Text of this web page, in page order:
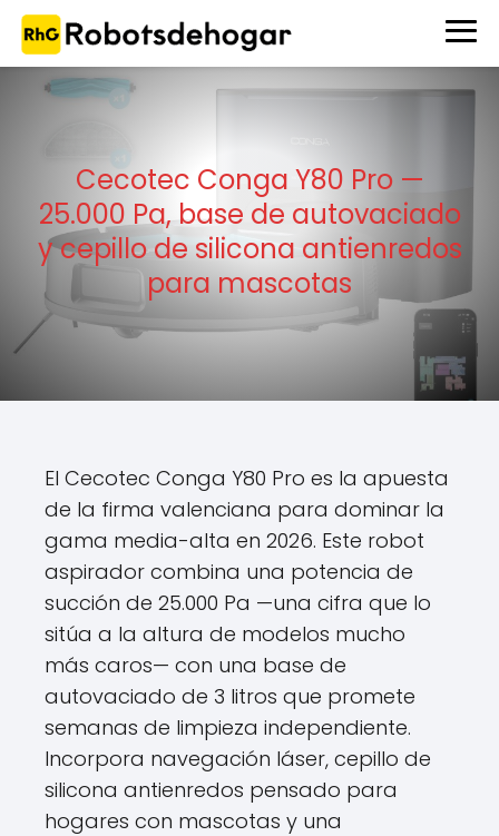
Cecotec Conga Y80 Pro —
25.000 Pa, base de autovaciado
y cepillo de silicona antienredos
para mascotas
El Cecotec Conga Y80 Pro es la apuesta
de la firma valenciana para dominar la
gama media-alta en 2026. Este robot
aspirador combina una potencia de
succión de 25.000 Pa —una cifra que lo
sitúa a la altura de modelos mucho
más caros— con una base de
autovaciado de 3 litros que promete
semanas de limpieza independiente.
Incorpora navegación láser, cepillo de
silicona antienredos pensado para
hogares con mascotas y una